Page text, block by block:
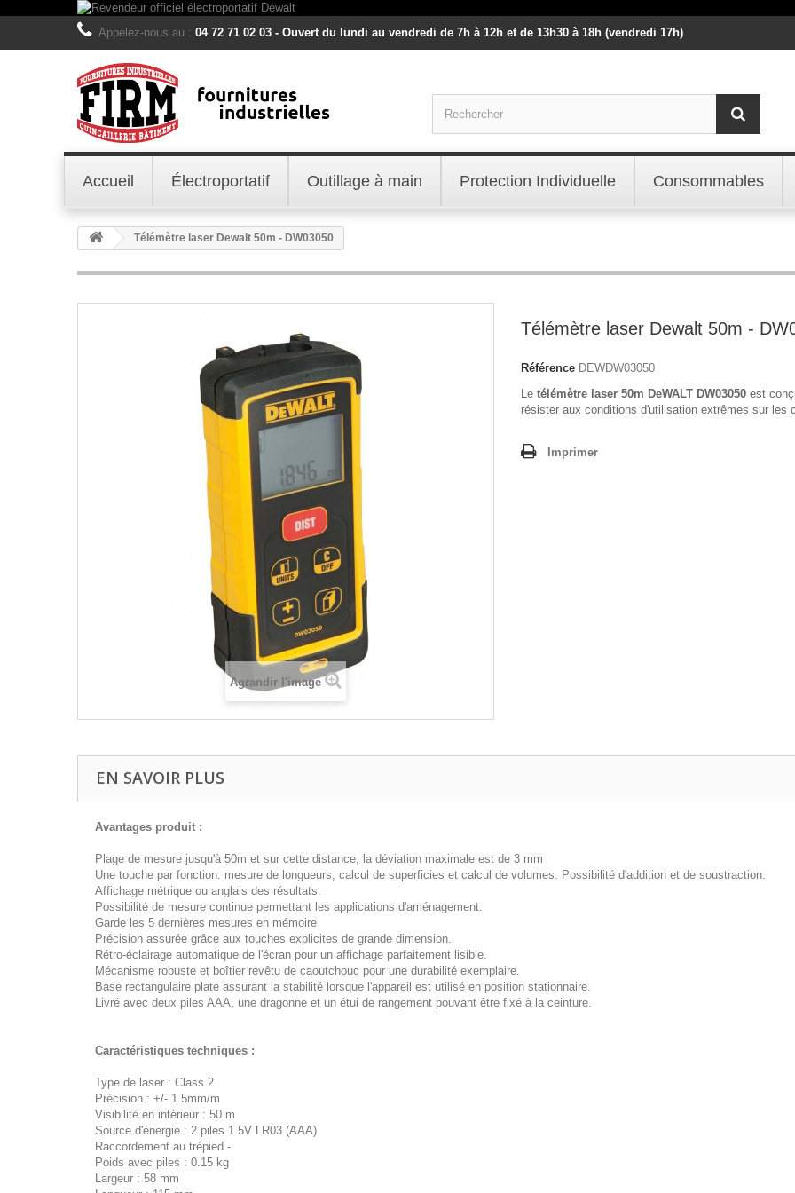
Appelez-nous au : 04 72 71 02 03 - Ouvert du lundi au vendredi de 7h à 12h et de 13h30 à 18h (vendredi 17h)
Accueil Électroportatif Outillage à main Protection Individuelle Consommables
Télémètre laser Dewalt 50m - DW03050
Agrandir l'image
Télémètre laser Dewalt 50m -
Référence DEWDW03050
Le télémètre laser 50m DeWALT DW03050 est
résister aux conditions d'utilisation extrêmes sur les
Imprimer
EN SAVOIR PLUS
Avantages produit :
Plage de mesure jusqu'à 50m et sur cette distance, la déviation maximale est de 3 mm
Une touche par fonction: mesure de longueurs, calcul de superficies et calcul de volumes. Possibilité d'addition et de soustraction.
Affichage métrique ou anglais des résultats.
Possibilité de mesure continue permettant les applications d'aménagement.
Garde les 5 dernières mesures en mémoire
Précision assurée grâce aux touches explicites de grande dimension.
Rétro-éclairage automatique de l'écran pour un affichage parfaitement lisible.
Mécanisme robuste et boîtier revêtu de caoutchouc pour une durabilité exemplaire.
Base rectangulaire plate assurant la stabilité lorsque l'appareil est utilisé en position stationnaire.
Livré avec deux piles AAA, une dragonne et un étui de rangement pouvant être fixé à la ceinture.
Caractéristiques techniques :
Type de laser : Class 2
Précision : +/- 1.5mm/m
Visibilité en intérieur : 50 m
Source d'énergie : 2 piles 1.5V LR03 (AAA)
Raccordement au trépied -
Poids avec piles : 0.15 kg
Largeur : 58 mm